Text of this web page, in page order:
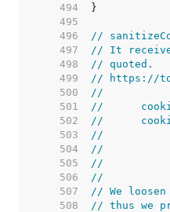
   494
   495
   496
//
   497
// It
   498
// quoted.
   499
// https://
   500
//
   501
//
   502
//
   503
//
   504
//
   505
//
   506
//
   507
// We loosen
   508
// thus we